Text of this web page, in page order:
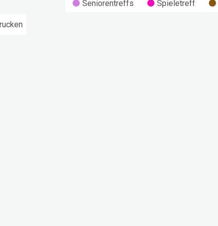
Seniorentreffs
Spieletreff